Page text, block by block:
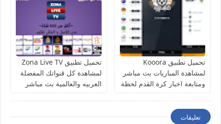
تحميل تطبيق Kooora
لمشاهدة المباريات بث مباشر
ومتابعة اخبار كرة القدم لحظة
تحميل تطبيق Zona Live TV
لمشاهدة كل قنواتك المفضلة
العربيه والعالمية بث مباشر
تعليقات